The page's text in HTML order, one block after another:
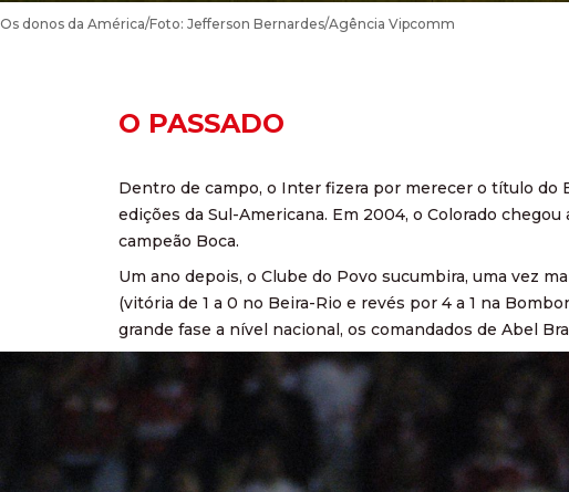
Os donos da América/Foto: Jefferson Bernardes/Agência Vipcomm
O PASSADO
Dentro de campo, o Inter fizera por merecer o título do
edições da Sul-Americana. Em 2004, o Colorado
campeão Boca.
Um ano depois, o Clube do Povo sucumbira, uma vez
(vitória de 1 a 0 no Beira-Rio e revés por 4 a 1 na
grande fase a nível nacional, os comandados de Abel